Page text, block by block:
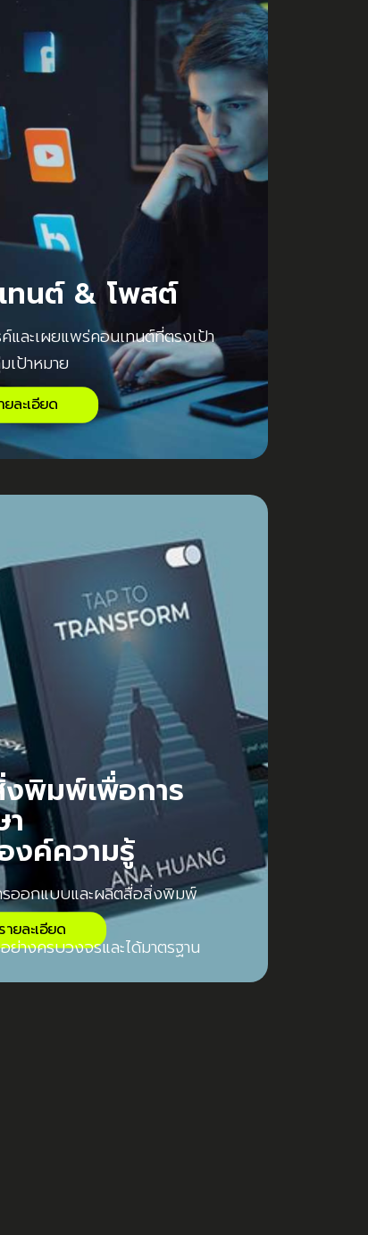
ละเอียด
ทนต์ & โพสต์
และเผยแพร่คอนเทนต์ที่ตรงเป้า
เป้าหมาย
ายละเอียด
พิมพ์เพื่อการ
งค์ความรู้
รออกแบบและผลิตสื่อสิ่งพิมพ์
ย่างครบวงจรและได้มาตรฐาน